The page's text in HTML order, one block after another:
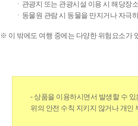
ㆍ관광지 또는 관광시설 이용 시 해당장
ㆍ동물원 관람 시 동물을 만지거나 자극
※ 이 밖에도 여행 중에는 다양한 위험요소가
- 상품을 이용하시면서 발생할 수
위의 안전 수칙 지키지 않거나 개인